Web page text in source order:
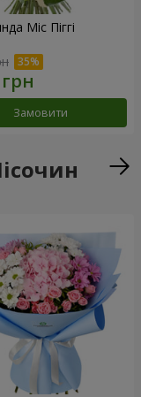
Міс Піггі
Замовити